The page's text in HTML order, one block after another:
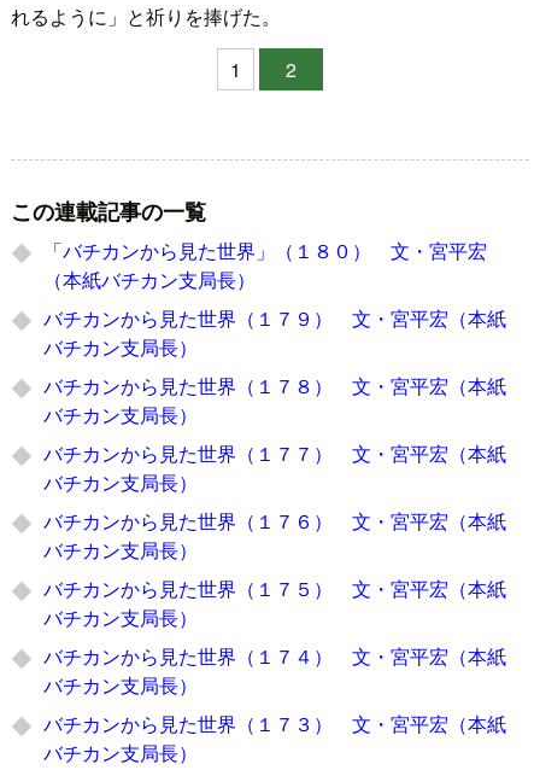
れるように」と祈りを捧げた。
1
2
この連載記事の一覧
「バチカンから見た世界」（１８０） 文・宮平宏
（本紙バチカン支局長）
バチカンから見た世界（１７９） 文・宮平宏（本紙
バチカン支局長）
バチカンから見た世界（１７８） 文・宮平宏（本紙
バチカン支局長）
バチカンから見た世界（１７７） 文・宮平宏（本紙
バチカン支局長）
バチカンから見た世界（１７６） 文・宮平宏（本紙
バチカン支局長）
バチカンから見た世界（１７５） 文・宮平宏（本紙
バチカン支局長）
バチカンから見た世界（１７４） 文・宮平宏（本紙
バチカン支局長）
バチカンから見た世界（１７３） 文・宮平宏（本紙
バチカン支局長）